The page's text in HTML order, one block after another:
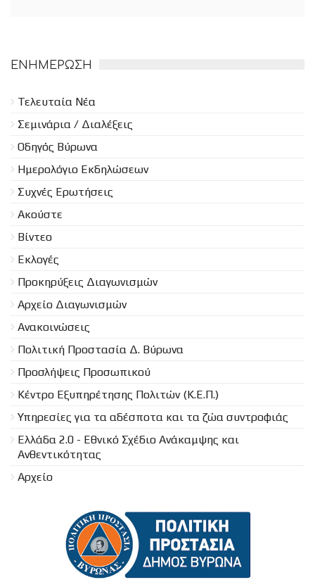
ΕΝΗΜΈΡΩΣΗ
Τελευταία Νέα
Σεμινάρια / Διαλέξεις
Οδηγός Βύρωνα
Ημερολόγιο Εκδηλώσεων
Συχνές Ερωτήσεις
Ακούστε
Βίντεο
Εκλογές
Προκηρύξεις Διαγωνισμών
Aρχείο Διαγωνισμών
Ανακοινώσεις
Πολιτική Προστασία Δ. Βύρωνα
Προσλήψεις Προσωπικού
Κέντρο Εξυπηρέτησης Πολιτών (Κ.Ε.Π.)
Υπηρεσίες για τα αδέσποτα και τα ζώα συντροφιάς
Ελλάδα 2.0 - Εθνικό Σχέδιο Ανάκαμψης και
Ανθεντικότητας
Αρχείο